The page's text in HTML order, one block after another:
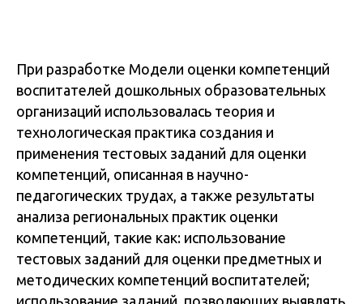
При разработке Модели оценки компетенций
воспитателей дошкольных образовательных
организаций использовалась теория и
технологическая практика создания и
применения тестовых заданий для оценки
компетенций, описанная в научно-
педагогических трудах, а также результаты
анализа региональных практик оценки
компетенций, такие как: использование
тестовых заданий для оценки предметных и
методических компетенций воспитателей;
использование заданий, позволяющих выявлять